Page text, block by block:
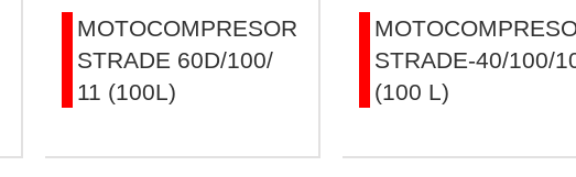
MOTOCOMPRESOR
STRADE 60D/100/
11 (100L)
STRADE-40/100/
(100 L)